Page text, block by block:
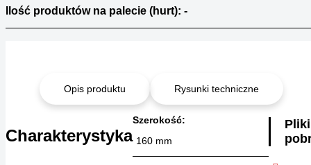
Ilość produktów na palecie (hurt): -
Opis produktu Rysunki techniczne
Charakterystyka
Szerokość:
160 mm